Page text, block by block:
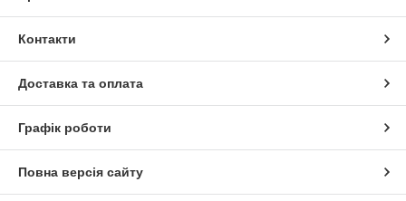
Контакти
Доставка та оплата
Графік роботи
Повна версія сайту